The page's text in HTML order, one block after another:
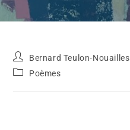
Bernard Teulon-Nouailles
Poèmes